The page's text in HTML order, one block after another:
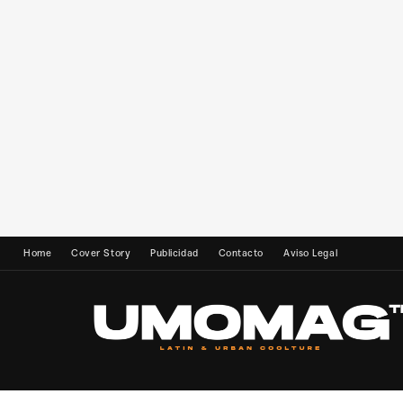
Home Cover Story Publicidad Contacto Aviso Legal